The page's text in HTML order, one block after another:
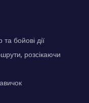
бойові дії
розсікаючи